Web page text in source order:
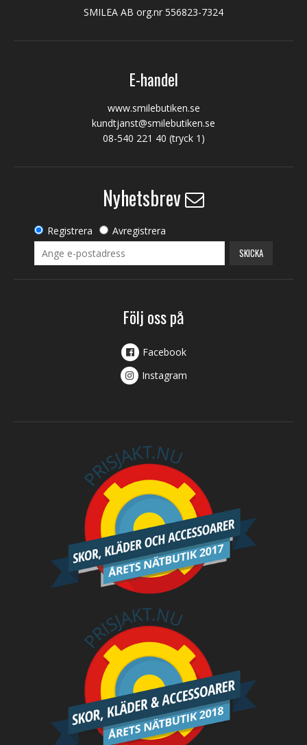
SMILEA AB org.nr 556823-7324
E-handel
www.smilebutiken.se
kundtjanst@smilebutiken.se
08-540 221 40 (tryck 1)
Nyhetsbrev
Registrera Avregistrera
SKICKA
Följ oss på
Facebook
Instagram